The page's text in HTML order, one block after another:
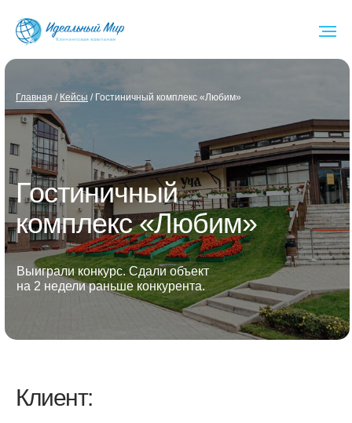
Гостиничный
комплекс «Любим»
Глав ная / Кейсы / Гостиничный комплекс «Любим»
Выиграли конкурс. Сдали объект
на 2 недели раньше конкурента.
Клиент: